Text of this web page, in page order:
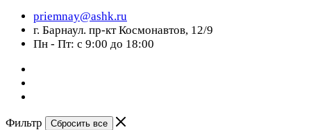
priemnay@ashk.ru
г. Барнаул. пр-кт Космонавтов, 12/9
Пн - Пт: с 9:00 до 18:00
Фильтр Сбросить все